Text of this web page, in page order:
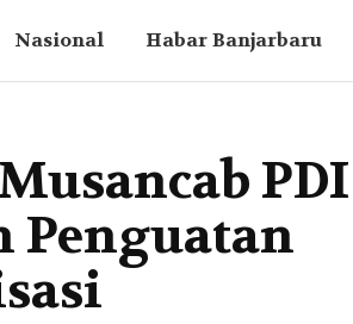
Nasional Habar Banjarbaru
PDI
Penguatan